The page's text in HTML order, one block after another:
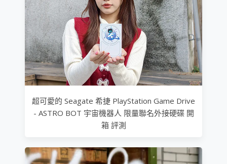
超可愛的 Seagate 希捷 PlayStation Game Drive
- ASTRO BOT 宇宙機器人 限量聯名外接硬碟 開
箱 評測